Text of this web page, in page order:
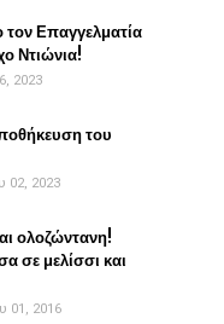
Επαγγελματία
Ντιώνια!
2023
του
02, 2023
ολοζώντανη!
σε μελίσσι και
01, 2016